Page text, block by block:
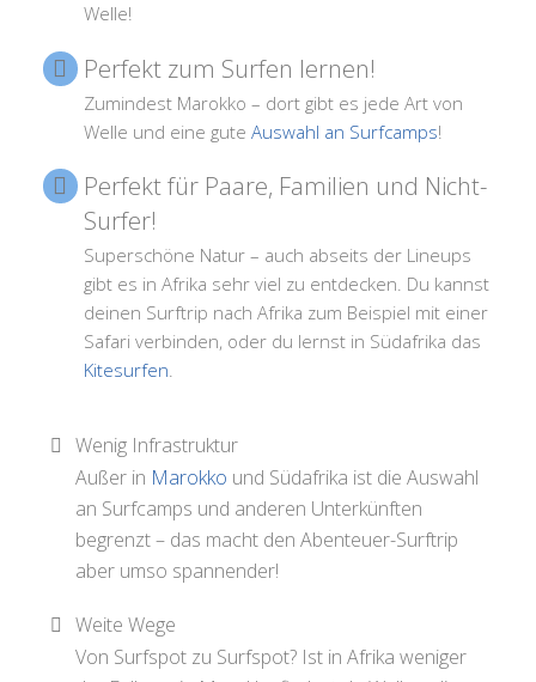
Welle!
Perfekt zum Surfen lernen!
Zumindest Marokko – dort gibt es jede Art von
Welle und eine gute Auswahl an Surfcamps!
Perfekt für Paare, Familien und Nicht-
Surfer!
Superschöne Natur – auch abseits der Lineups
gibt es in Afrika sehr viel zu entdecken. Du kannst
deinen Surftrip nach Afrika zum Beispiel mit einer
Safari verbinden, oder du lernst in Südafrika das
Kitesurfen.
Wenig Infrastruktur
Außer in Marokko und Südafrika ist die Auswahl
an Surfcamps und anderen Unterkünften
begrenzt – das macht den Abenteuer-Surftrip
aber umso spannender!
Weite Wege
Von Surfspot zu Surfspot? Ist in Afrika weniger